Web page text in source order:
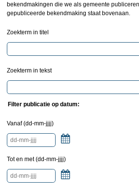
bekendmakingen die we als gemeente
gepubliceerde bekendmaking staat bovenaan.
Zoekterm in titel
Zoekterm in tekst
Filter publicatie op datum:
Vanaf (dd-mm-jjjj)
Tot en met (dd-mm-jjjj)